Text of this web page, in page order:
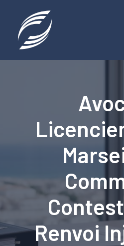
contenu
Renvoi